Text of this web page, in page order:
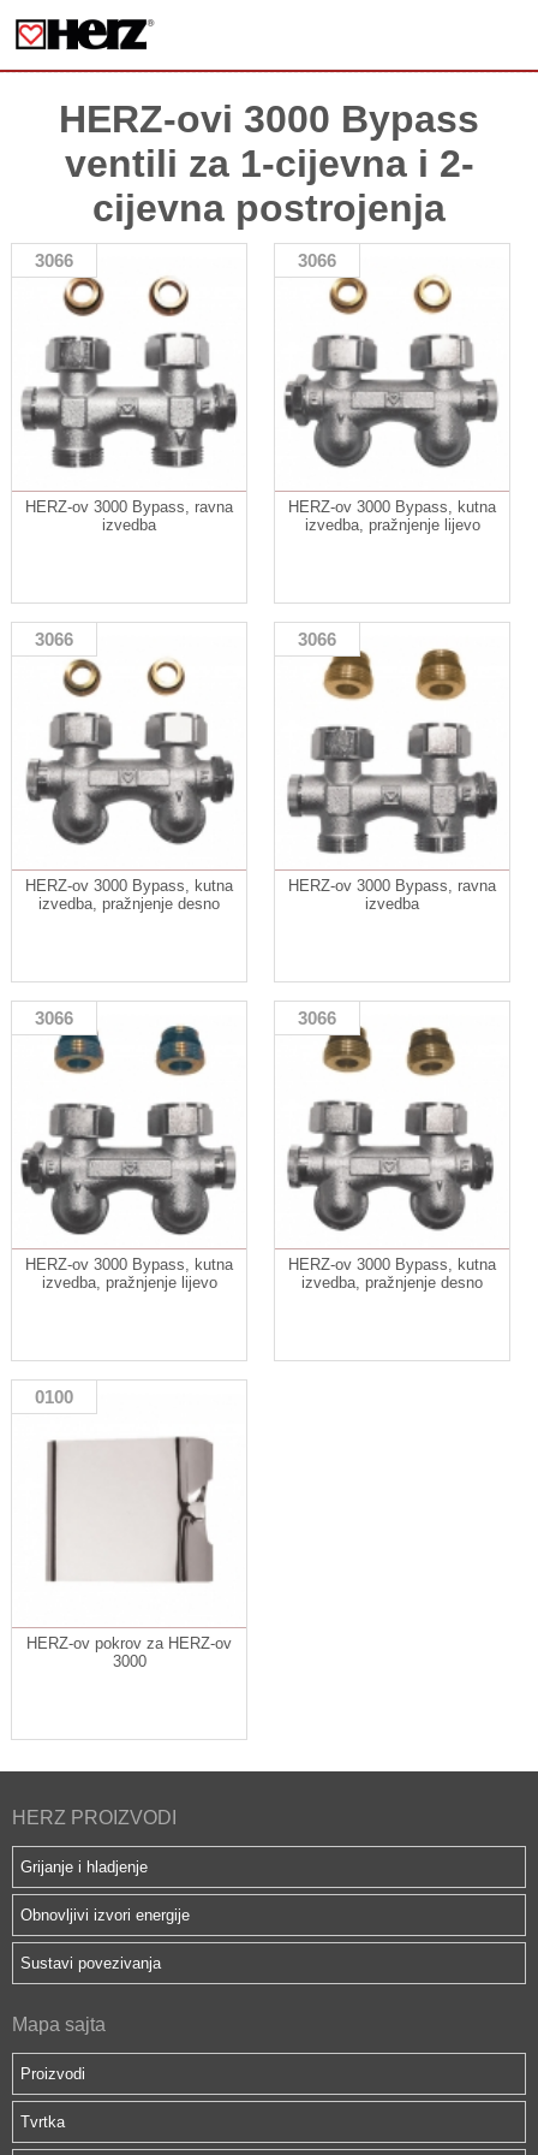
HERZ-ovi 3000 Bypass
ventili za 1-cijevna i 2-
cijevna postrojenja
3066
HERZ-ov 3000 Bypass, ravna
izvedba
3066
HERZ-ov 3000 Bypass, kutna
izvedba, pražnjenje lijevo
3066
HERZ-ov 3000 Bypass, kutna
izvedba, pražnjenje desno
3066
HERZ-ov 3000 Bypass, ravna
izvedba
3066
HERZ-ov 3000 Bypass, kutna
izvedba, pražnjenje lijevo
3066
HERZ-ov 3000 Bypass, kutna
izvedba, pražnjenje desno
0100
HERZ-ov pokrov za HERZ-ov
3000
HERZ PROIZVODI
Grijanje i hladjenje
Obnovljivi izvori energije
Sustavi povezivanja
Mapa sajta
Proizvodi
Tvrtka